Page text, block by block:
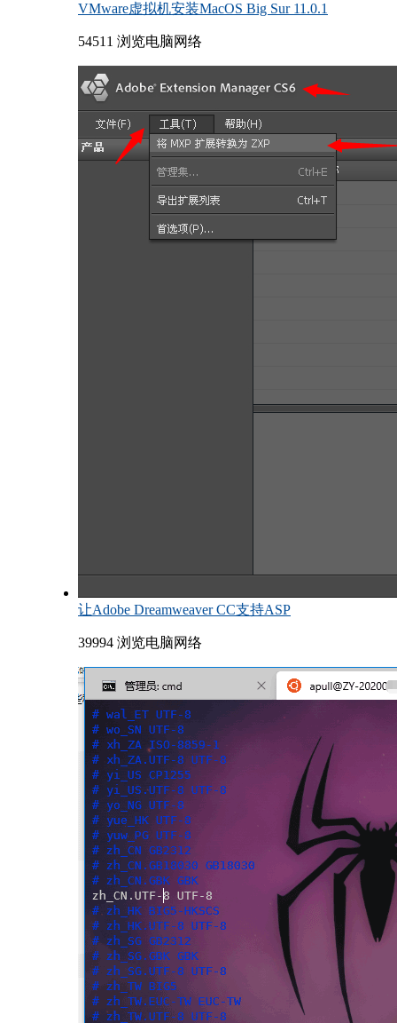
VMware虚拟机安装MacOS Big Sur 11.0.1
54511 浏览电脑网络
让Adobe Dreamweaver CC支持ASP
39994 浏览电脑网络